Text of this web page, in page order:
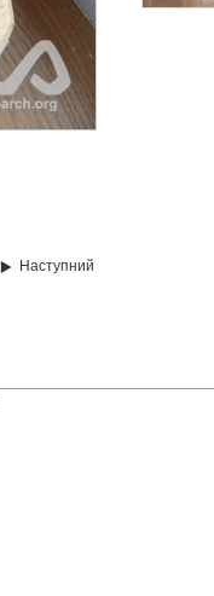
Наступний